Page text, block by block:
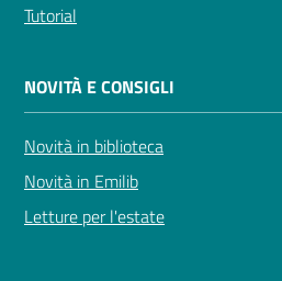
Tutorial
NOVITÀ E CONSIGLI
Novità in biblioteca
Novità in Emilib
Letture per l'estate